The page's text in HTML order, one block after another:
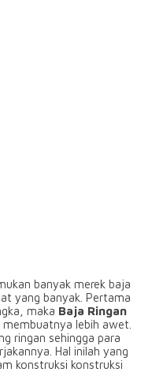
banyak merek baja
yang banyak. Pertama
maka Baja Ringan
lebih awet.
ringan sehingga para
Hal inilah yang
konstruksi konstruksi